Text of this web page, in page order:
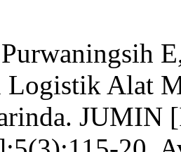
Logistik Alat
JUMIN